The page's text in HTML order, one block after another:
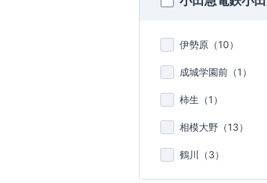
伊勢原（10）
成城学園前（1 ）
柿生（1 ）
相模大野（13）
鶴川（3）